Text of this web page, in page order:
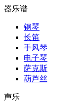
器乐谱
钢琴
长笛
手风琴
电子琴
萨克斯
葫芦丝
声乐